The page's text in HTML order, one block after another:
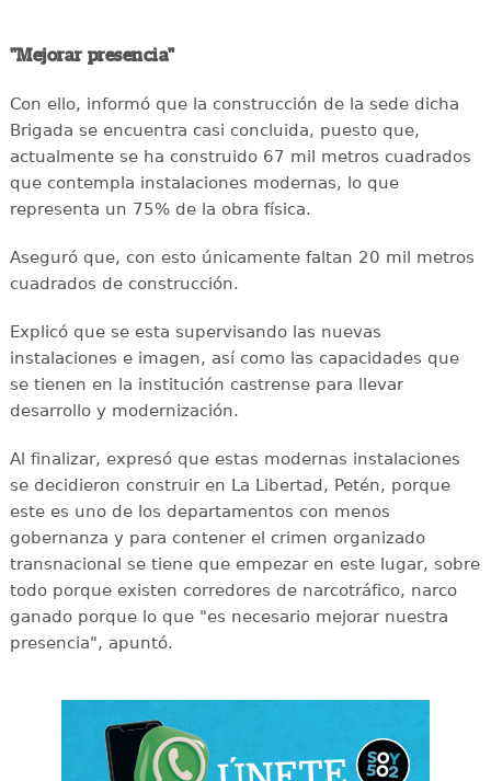
"Mejorar presencia"
Con ello, informó que la construcción de la sede dicha
Brigada se encuentra casi concluida, puesto que,
actualmente se ha construido 67 mil metros cuadrados
que contempla instalaciones modernas, lo que
representa un 75% de la obra física.
Aseguró que, con esto únicamente faltan 20 mil metros
cuadrados de construcción.
Explicó que se esta supervisando las nuevas
instalaciones e imagen, así como las capacidades que
se tienen en la institución castrense para llevar
desarrollo y modernización.
Al finalizar, expresó que estas modernas instalaciones
se decidieron construir en La Libertad, Petén, porque
este es uno de los departamentos con menos
gobernanza y para contener el crimen organizado
transnacional se tiene que empezar en este lugar, sobre
todo porque existen corredores de narcotráfico, narco
ganado porque lo que "es necesario mejorar nuestra
presencia", apuntó.